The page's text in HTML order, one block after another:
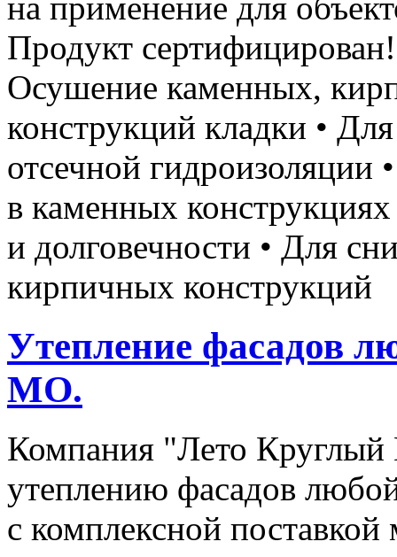
Продукт
Осушение каменных,
конструкций кладки •
отсечной гидроизоляции
в каменных
и долговечности • Для
кирпичных конструкций
Утепление фасадов
МО.
Компания "Лето Круглый
утеплению фасадов
с комплексной